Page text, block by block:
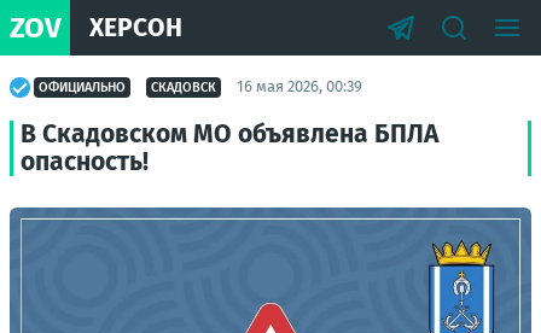
ZOV ХЕРСОН
ОФИЦИАЛЬНО СКАДОВСК 16 мая 2026, 00:39
В Скадовском МО объявлена БПЛА
опасность!